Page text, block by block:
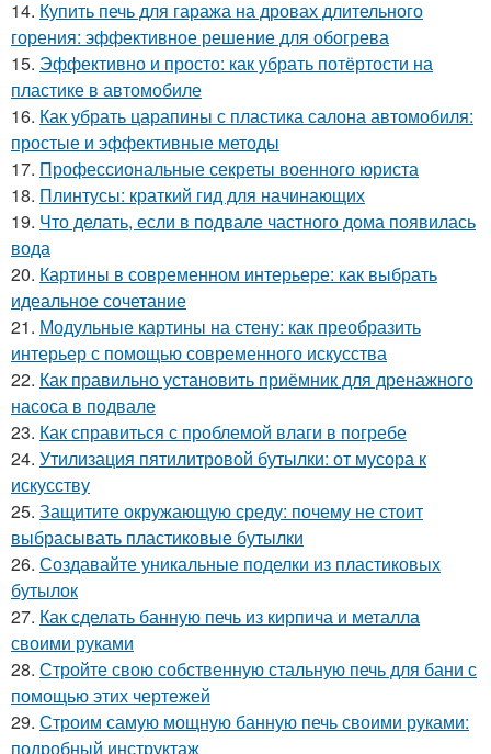
14. Купить печь для гаража на дровах длительного
горения: эффективное решение для обогрева
15. Эффективно и просто: как убрать потёртости на
пластике в автомобиле
16. Как убрать царапины с пластика салона автомобиля:
простые и эффективные методы
17. Профессиональные секреты военного юриста
18. Плинтусы: краткий гид для начинающих
19. Что делать, если в подвале частного дома появилась
вода
20. Картины в современном интерьере: как выбрать
идеальное сочетание
21. Модульные картины на стену: как преобразить
интерьер с помощью современного искусства
22. Как правильно установить приёмник для дренажного
насоса в подвале
23. Как справиться с проблемой влаги в погребе
24. Утилизация пятилитровой бутылки: от мусора к
искусству
25. Защитите окружающую среду: почему не стоит
выбрасывать пластиковые бутылки
26. Создавайте уникальные поделки из пластиковых
бутылок
27. Как сделать банную печь из кирпича и металла
своими руками
28. Стройте свою собственную стальную печь для бани с
помощью этих чертежей
29. Строим самую мощную банную печь своими руками:
подробный инструктаж